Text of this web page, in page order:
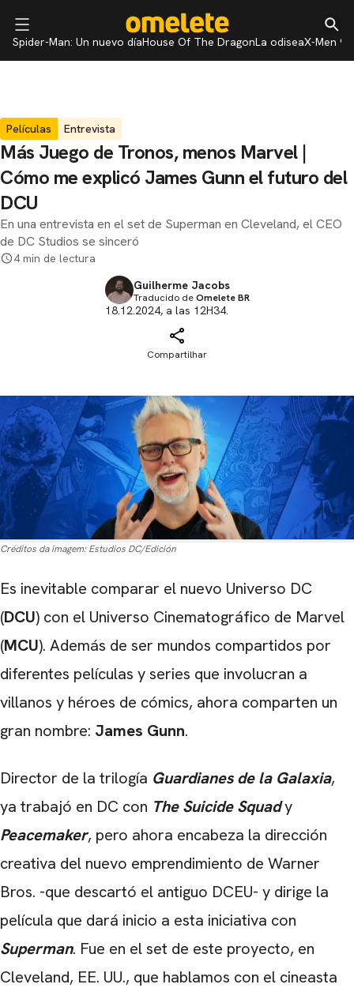
Spider-Man: Un nuevo díaHouse Of The DragonLa odiseaX-Men 97
Películas Entrevista
Más Juego de Tronos, menos Marvel |
Cómo me explicó James Gunn el futuro del
DCU
En una entrevista en el set de Superman en Cleveland, el CEO
de DC Studios se sinceró
4 min de lectura
Guilherme Jacobs
Traducido deOmelete BR
18.12.2024, a las 12H34.
Compartilhar
Créditos da imagem: Estudios DC/Edición
Es inevitable comparar el nuevo Universo DC
(DCU) con el Universo Cinematográfico de Marvel
(MCU). Además de ser mundos compartidos por
diferentes películas y series que involucran a
villanos y héroes de cómics, ahora comparten un
gran nombre: James Gunn.
Director de la trilogía Guardianes de la Galaxia,
ya trabajó en DC con The Suicide Squady
Peacemaker, pero ahora encabeza la dirección
creativa del nuevo emprendimiento de Warner
Bros. -que descartó el antiguo DCEU- y dirige la
película que dará inicio a esta iniciativa con
Superman. Fue en el set de este proyecto, en
Cleveland, EE. UU., que hablamos con el cineasta